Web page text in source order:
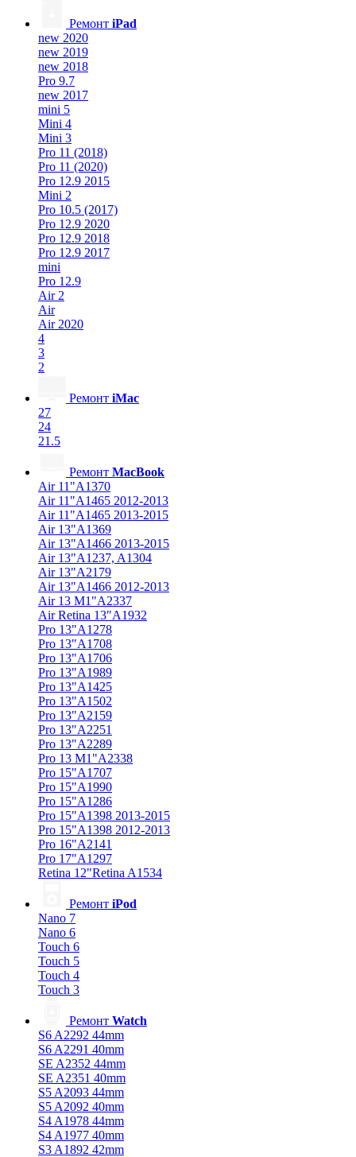
Ремонт iPad
new 2020
new 2019
new 2018
Pro 9.7
new 2017
mini 5
Mini 4
Mini 3
Pro 11 (2018)
Pro 11 (2020)
Pro 12.9 2015
Mini 2
Pro 10.5 (2017)
Pro 12.9 2020
Pro 12.9 2018
Pro 12.9 2017
mini
Pro 12.9
Air 2
Air
Air 2020
4
3
2
Ремонт iMac
27
24
21.5
Ремонт MacBook
Air 11"A1370
Air 11"A1465 2012-2013
Air 11"A1465 2013-2015
Air 13"A1369
Air 13"A1466 2013-2015
Air 13"A1237, A1304
Air 13"A2179
Air 13"A1466 2012-2013
Air 13 M1"A2337
Air Retina 13″A1932
Pro 13"A1278
Pro 13"A1708
Pro 13"A1706
Pro 13"A1989
Pro 13"A1425
Pro 13"A1502
Pro 13"A2159
Pro 13"A2251
Pro 13"A2289
Pro 13 M1"A2338
Pro 15"A1707
Pro 15"A1990
Pro 15"A1286
Pro 15"A1398 2013-2015
Pro 15"A1398 2012-2013
Pro 16"A2141
Pro 17"A1297
Retina 12"Retina A1534
Ремонт iPod
Nano 7
Nano 6
Touch 6
Touch 5
Touch 4
Touch 3
Ремонт Watch
S6 A2292 44mm
S6 A2291 40mm
SE A2352 44mm
SE A2351 40mm
S5 A2093 44mm
S5 A2092 40mm
S4 A1978 44mm
S4 A1977 40mm
S3 A1892 42mm